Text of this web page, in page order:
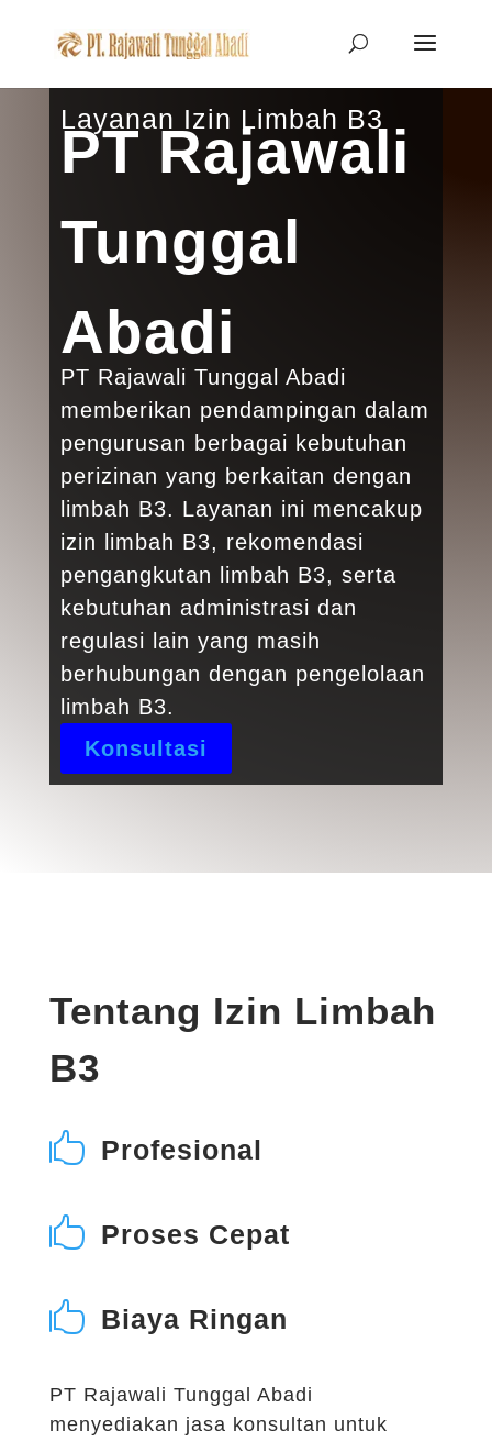
Layanan Izin Limbah B3
PT Rajawali
Tunggal
Abadi
PT Rajawali Tunggal Abadi
memberikan pendampingan dalam
pengurusan berbagai kebutuhan
perizinan yang berkaitan dengan
limbah B3. Layanan ini mencakup
izin limbah B3, rekomendasi
pengangkutan limbah B3, serta
kebutuhan administrasi dan
regulasi lain yang masih
berhubungan dengan pengelolaan
limbah B3.
Konsultasi
Tentang Izin Limbah
B3
 Profesional
 Proses Cepat
 Biaya Ringan
PT Rajawali Tunggal Abadi
menyediakan jasa konsultan untuk